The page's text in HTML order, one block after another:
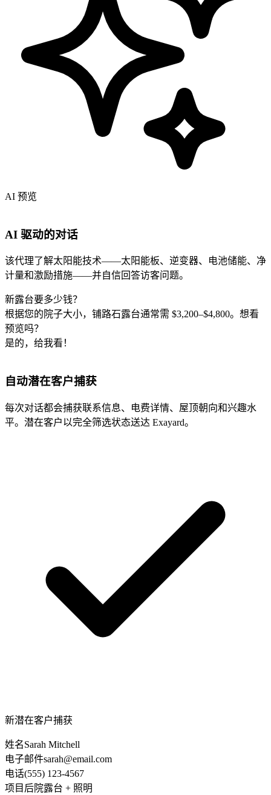
AI 预览
AI 驱动的对话
该代理了解太阳能技术——太阳能板、逆变器、电池储能、净
计量和激励措施——并自信回答访客问题。
新露台要多少钱？
根据您的院子大小，铺路石露台通常需 $3,200–$4,800。想看
预览吗？
是的，给我看！
自动潜在客户捕获
每次对话都会捕获联系信息、电费详情、屋顶朝向和兴趣水
平。潜在客户以完全筛选状态送达 Exayard。
新潜在客户捕获
姓名Sarah Mitchell
电子邮件sarah@email.com
电话(555) 123-4567
项目 后院露台 + 照明